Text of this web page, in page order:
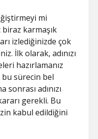
mi
karmaşık
izlediğinizde çok
İlk olarak, adınızı
hazırlamanız
sürecin bel
adınızı
gerekli. Bu
kabul edildiğini